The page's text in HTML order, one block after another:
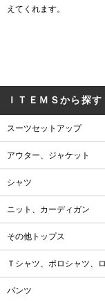
えてくれます。
ＩＴＥＭＳから探す
スーツセットアップ
アウター、ジャケット
シャツ
ニット、カーディガン
その他トップス
Ｔシャツ、ポロシャツ、
パンツ